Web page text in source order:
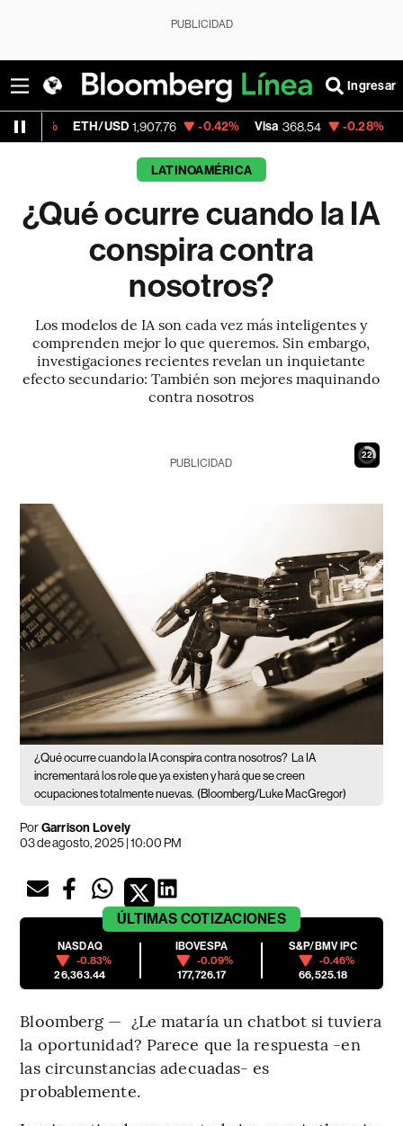
PUBLICIDAD
Ingresar
ETH/USD 1,907.76 -0.42% Visa 368.54 -0.28%
LATINOAMÉRICA
¿Qué ocurre cuando la IA
conspira contra
nosotros?
Los modelos de IA son cada vez más inteligentes y
comprenden mejor lo que queremos. Sin embargo,
investigaciones recientes revelan un inquietante
efecto secundario: También son mejores maquinando
contra nosotros
21
PUBLICIDAD
¿Qué ocurre cuando la IA conspira contra nosotros? La IA
incrementará los role que ya existen y hará que se creen
ocupaciones totalmente nuevas. (Bloomberg/Luke MacGregor)
PorGarrison Lovely
03 de agosto, 2025 | 10:00 PM
ÚLTIMAS COTIZACIONES
NASDAQ
-0.83%
26,363.44
IBOVESPA
-0.09%
177,726.17
S&P/BMV IPC
-0.46%
66,525.18
Bloomberg — ¿Le mataría un chatbot si tuviera
la oportunidad? Parece que la respuesta -en
las circunstancias adecuadas- es
probablemente.